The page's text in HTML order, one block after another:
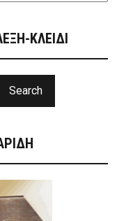
ΚΛΕΙΔΙ
Search